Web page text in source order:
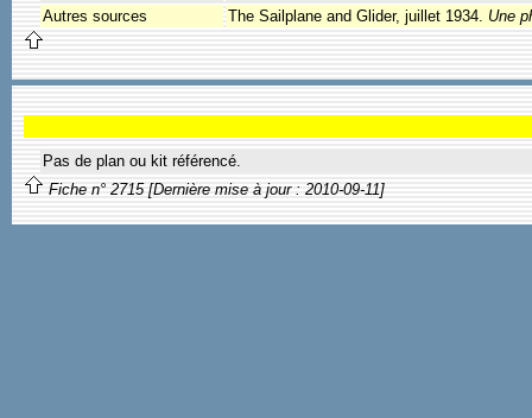
Autres sources
The Sailplane and Glider, juillet 1934. Une
Pas de plan ou kit référencé.
Fiche n° 2715 [Dernière mise à jour : 2010-09-11]